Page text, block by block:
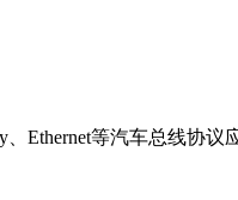
Ethernet等汽车总线协